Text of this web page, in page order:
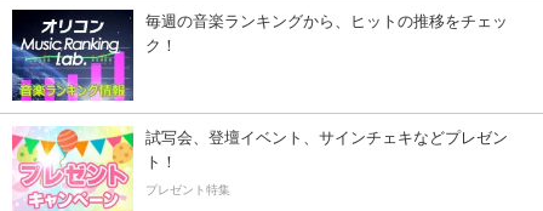
毎週の音楽ランキングから、ヒットの推移をチェッ
ク！
試写会、登壇イベント、サインチェキなどプレゼン
ト！
プレゼント特集